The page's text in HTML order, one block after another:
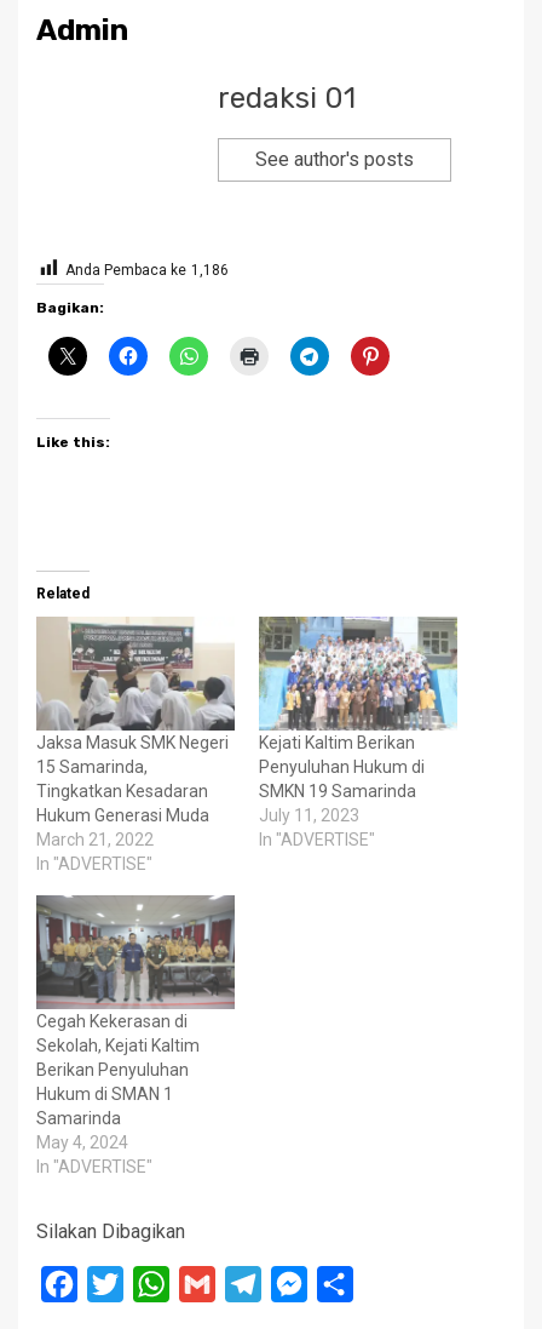
Admin
redaksi 01
See author's posts
Anda Pembaca ke 1,186
Bagikan:
Like this:
Related
Jaksa Masuk SMK Negeri
15 Samarinda,
Tingkatkan Kesadaran
Hukum Generasi Muda
March 21, 2022
In "ADVERTISE"
Kejati Kaltim Berikan
Penyuluhan Hukum di
SMKN 19 Samarinda
July 11, 2023
In "ADVERTISE"
Cegah Kekerasan di
Sekolah, Kejati Kaltim
Berikan Penyuluhan
Hukum di SMAN 1
Samarinda
May 4, 2024
In "ADVERTISE"
Silakan Dibagikan
Facebook
Twitter WhatsApp
Gmail TelegramMessenger